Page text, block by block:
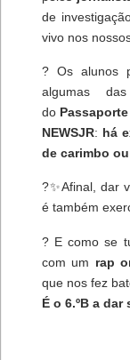
de
vivo nos
? Os alunos
algumas
do
NEWSJR: há
de carimbo
?✨Afinal, dar
é também
? E como se
com um rap
que nos fez
É o 6.ºB a